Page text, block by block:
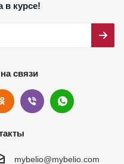
в курсе!
связи
mybelio@mybelio.com